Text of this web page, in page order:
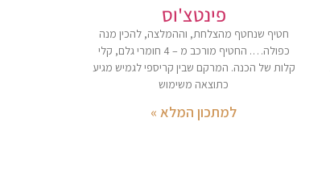
פינטצ'וס
חטיף שנחטף מהצלחת, וההמלצה, להכין מנה
כפולה…. החטיף מורכב מ – 4 חומרי גלם, קלי
קלות של הכנה. המרקם שבין קריספי לגמיש מגיע
כתוצאה משימוש
למתכון המלא »